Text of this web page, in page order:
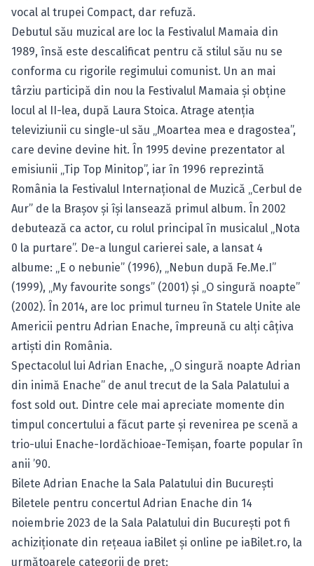
vocal al trupei Compact, dar refuză.
Debutul său muzical are loc la Festivalul Mamaia din
1989, însă este descalificat pentru că stilul său nu se
conforma cu rigorile regimului comunist. Un an mai
târziu participă din nou la Festivalul Mamaia și obține
locul al II-lea, după Laura Stoica. Atrage atenția
televiziunii cu single-ul său „Moartea mea e dragostea”,
care devine devine hit. În 1995 devine prezentator al
emisiunii „Tip Top Minitop”, iar în 1996 reprezintă
România la Festivalul Internaţional de Muzică „Cerbul de
Aur” de la Braşov și își lansează primul album. În 2002
debutează ca actor, cu rolul principal în musicalul „Nota
0 la purtare”. De-a lungul carierei sale, a lansat 4
albume: „E o nebunie” (1996), „Nebun după Fe.Me.I”
(1999), „My favourite songs” (2001) și „O singură noapte”
(2002). În 2014, are loc primul turneu în Statele Unite ale
Americii pentru Adrian Enache, împreună cu alți câțiva
artiști din România.
Spectacolul lui Adrian Enache, „O singură noapte Adrian
din inimă Enache” de anul trecut de la Sala Palatului a
fost sold out. Dintre cele mai apreciate momente din
timpul concertului a făcut parte și revenirea pe scenă a
trio-ului Enache-Iordăchioae-Temișan, foarte popular în
anii ’90.
Bilete Adrian Enache la Sala Palatului din București
Biletele pentru concertul Adrian Enache din 14
noiembrie 2023 de la Sala Palatului din București pot fi
achiziționate din rețeaua iaBilet și online pe iaBilet.ro, la
următoarele categorii de preț: